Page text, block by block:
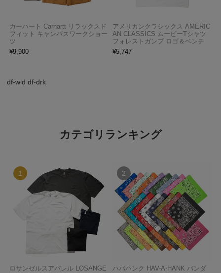
カーハート Carhartt リラックスド
フィット キャンバスワークショー
ツ
¥9,900
アメリカンクラシックス AMERIC
AN CLASSICS ムービーTシャツ
フォレストガンプ ロゴ＆ベンチ
¥5,747
df-wid df-drk
カテゴリランキング
ロサンゼルスアパレル LOSANGE
ハバハンク HAV-A-HANK バンダ